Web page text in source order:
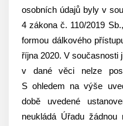
osobních údajů byly v
4 zákona č. 110/2019
formou dálkového
října 2020. V současnosti
v dané věci nelze
S ohledem na výše
době uvedené
neukládá Úřadu